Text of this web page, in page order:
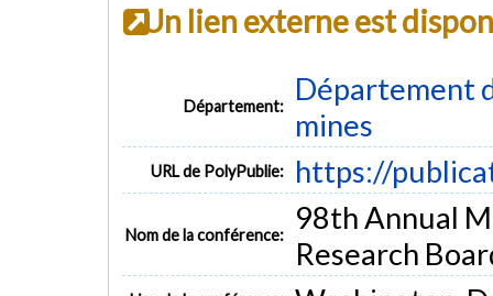
Un lien externe est
Département:
Département
mines
URL de PolyPublie: https://
Nom de la conférence:
98th Annual
Research